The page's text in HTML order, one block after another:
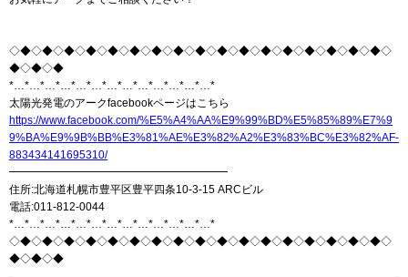
◇◆◇◆◇◆◇◆◇◆◇◆◇◆◇◆◇◆◇◆◇◆◇◆◇◆◇◆◇◆◇◆◇◆◇
◆◇◆◇◆
*…*…*…*…*…*…*…*…*…*…*…*…*…*
太陽光発電のアークfacebookページはこちら
https://www.facebook.com/%E5%A4%AA%E9%99%BD%E5%85%89%E7%9
9%BA%E9%9B%BB%E3%81%AE%E3%82%A2%E3%83%BC%E3%82%AF-
883434141695310/
━━━━━━━━━━━━━━━━━━━━
住所:北海道札幌市豊平区豊平四条10-3-15 ARCビル
電話:011-812-0044
*…*…*…*…*…*…*…*…*…*…*…*…*…*
◇◆◇◆◇◆◇◆◇◆◇◆◇◆◇◆◇◆◇◆◇◆◇◆◇◆◇◆◇◆◇◆◇◆◇
◆◇◆◇◆